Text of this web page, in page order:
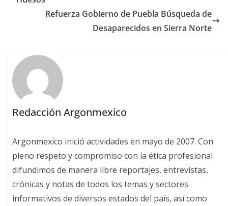
Refuerza Gobierno de Puebla Búsqueda de
Desaparecidos en Sierra Norte
Redacción Argonmexico
Argonmexico inició actividades en mayo de 2007. Con
pleno respeto y compromiso con la ética profesional
difundimos de manera libre reportajes, entrevistas,
crónicas y notas de todos los temas y sectores
informativos de diversos estados del país, así como